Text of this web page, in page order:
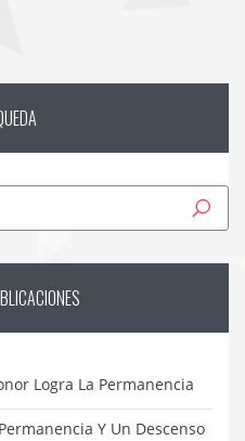
Logra La Permanencia
Y Un Descenso